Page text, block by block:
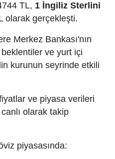
TL, 1 İngiliz Sterlini
olarak gerçekleşti.
Merkez Bankası'nın
ve yurt içi
kurunun seyrinde etkili
ve piyasa verileri
olarak takip
piyasasında: